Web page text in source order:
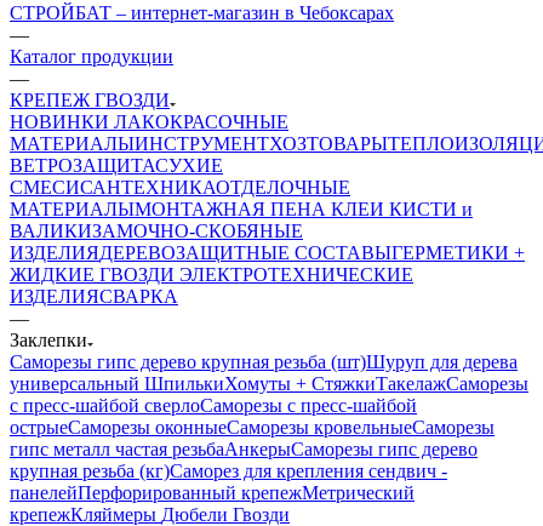
СТРОЙБАТ – интернет-магазин в Чебоксарах
—
Каталог продукции
—
КРЕПЕЖ ГВОЗДИ
НОВИНКИ ЛАКОКРАСОЧНЫЕ
МАТЕРИАЛЫИНСТРУМЕНТХОЗТОВАРЫ
ВЕТРОЗАЩИТАСУХИЕ
СМЕСИСАНТЕХНИКАОТДЕЛОЧНЫЕ
МАТЕРИАЛЫМОНТАЖНАЯ ПЕНА КЛЕИ КИСТИ и
ВАЛИКИЗАМОЧНО-СКОБЯНЫЕ
ИЗДЕЛИЯДЕРЕВОЗАЩИТНЫЕ СОСТАВЫГЕРМЕТИКИ +
ЖИДКИЕ ГВОЗДИ ЭЛЕКТРОТЕХНИЧЕСКИЕ
ИЗДЕЛИЯСВАРКА
—
Заклепки
Саморезы гипс дерево крупная резьба (шт)Шуруп для дерева
универсальный ШпилькиХомуты + СтяжкиТакелажСаморезы
с пресс-шайбой сверлоСаморезы с пресс-шайбой
острыеСаморезы оконныеСаморезы кровельныеСаморезы
гипс металл частая резьбаАнкерыСаморезы гипс дерево
крупная резьба (кг)Саморез для крепления сендвич -
панелейПерфорированный крепежМетрический
крепежКляймеры Дюбели Гвозди